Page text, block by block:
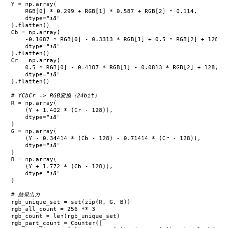
Y = np . array (
RGB [0] * 0.299 + RGB [ 1 ] * 0.587 + RGB [2] * 0.114,
dtype="i8"
) . flatten ()
Cb
= np . array (
-0.1687 * RGB [0] - 0.3313 * RGB [ 1 ] + 0.5 * RGB [2] + 128
dtype="i8"
) . flatten ()
Cr = np . array (
0.5
* RGB [0] - 0.4187 * RGB [ 1 ] - 0.0813 * RGB [2] + 128 ,
dtype="i8"
) . flatten ()
# YCbCr -> RGB変換（24bit）
R
= np . array (
(Y + 1.402 * (Cr - 128 )),
dtype="i8"
)
G
= np . array (
(Y - 0.34414 * (Cb - 128 ) - 0.71414 * (Cr - 128 )),
dtype="i8"
)
B
= np . array (
(Y + 1.772 * (Cb - 128 )),
dtype="i8"
)
# 結果出力
rgb_unique_set
= set ( zip (R , G , B ))
rgb_all_count
= 256 **
3
rgb_count
= len ( rgb_unique_set )
rgb_part_count
= Counter([